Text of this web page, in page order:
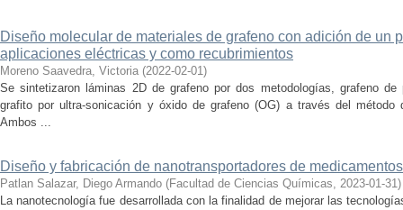
Diseño molecular de materiales de grafeno con adición de un
aplicaciones eléctricas y como recubrimientos
Moreno Saavedra, Victoria (2022-02-01)
Se sintetizaron láminas 2D de grafeno por dos metodologías, grafeno
grafito por ultra-sonicación y óxido de grafeno (OG) a través del método
Ambos ...
Diseño y fabricación de nanotransportadores de
Patlan Salazar, Diego Armando (Facultad de Ciencias Químicas, 2023-01-31)
La nanotecnología fue desarrollada con la finalidad de mejorar las